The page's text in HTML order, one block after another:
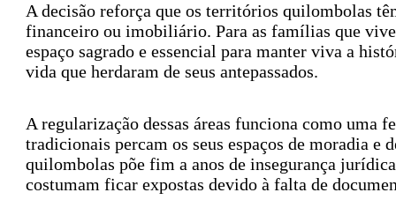
A decisão reforça que os territórios quilombolas
financeiro ou imobiliário. Para as famílias que
espaço sagrado e essencial para manter viva a
vida que herdaram de seus antepassados.
A regularização dessas áreas funciona como uma
tradicionais percam os seus espaços de moradia
quilombolas põe fim a anos de insegurança
costumam ficar expostas devido à falta de